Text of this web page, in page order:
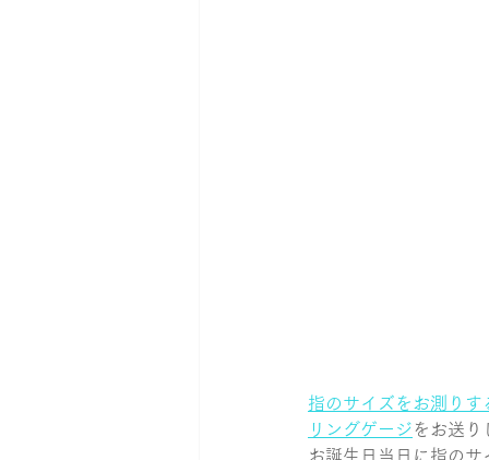
指のサイズをお測りす
リングゲージをお送り
お誕生日当日に指のサ